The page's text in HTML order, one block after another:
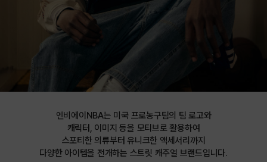
엔비에이NBA는 미국 프로농구팀의 팀 로고와
캐릭터, 이미지 등을 모티브로 활용하여
스포티한 의류부터 유니크한 액세서리까지
다양한 아이템을 전개하는 스트릿 캐주얼 브랜드입니다.